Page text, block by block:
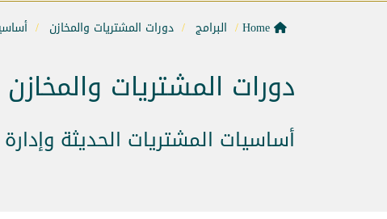
البرامج دورات المشتريات والمخازن
دورات المشتريات والمخازن
أساسيات المشتريات الحديثة